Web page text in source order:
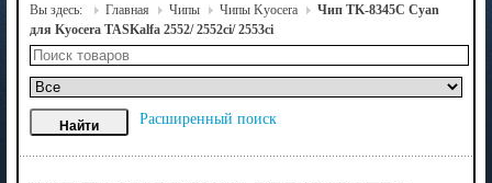
Вы здесь: Главная Чипы Чипы Kyocera
Чип TK-8345C Cyan
для Kyocera TASKalfa 2552/ 2552ci/ 2553ci
Расширенный поиск